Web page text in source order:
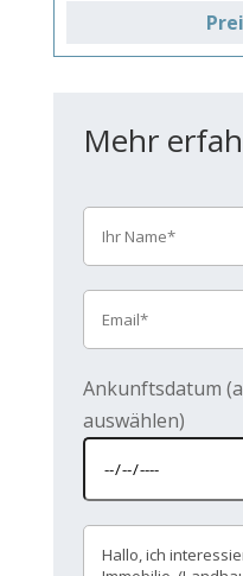
Mehr
Ankunftsdatum
auswählen)